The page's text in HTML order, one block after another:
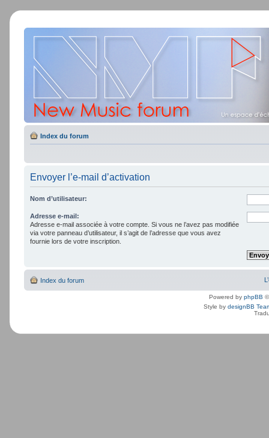
Index du forum
Envoyer l’e-mail d’activation
Nom d’utilisateur:
Adresse e-mail:
Adresse e-mail associée à votre compte. Si vous ne l’avez pas modifiée
via votre panneau d’utilisateur, il s’agit de l’adresse que vous avez
fournie lors de votre inscription.
Index du forum
Powered by phpBB
Style by designBB